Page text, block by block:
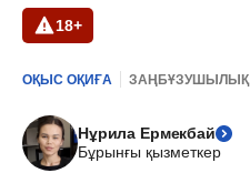
18+
ОҚЫС ОҚИҒА ЗАҢБҰЗУШЫЛЫҚ
Нұрила Ермекбай
Бұрынғы қызметкер